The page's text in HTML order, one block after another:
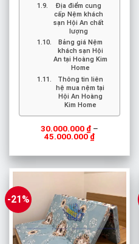
Địa điểm cung
cấp Nệm khách
sạn Hội An chất
lượng
Bảng giá Nệm
khách sạn Hội
An tại Hoàng Kim
Home
Thông tin liên
hệ mua nệm tại
Hội An Hoàng
Kim Home
30.000.000 ₫ –
45.000.000₫Khoảng
đến
45.000.000 ₫
-21%